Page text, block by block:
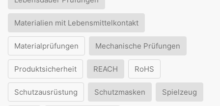
Materialien mit Lebensmittelkontakt
Materialprüfungen Mechanische Prüfungen
Produktsicherheit REACH RoHS
Schutzausrüstung Schutzmasken Spielzeug